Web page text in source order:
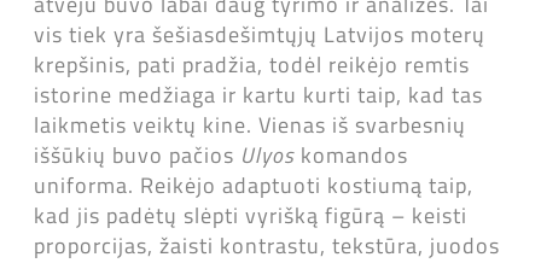
vis tiek yra šešiasdešimtųjų Latvijos moterų
krepšinis, pati pradžia, todėl reikėjo remtis
istorine medžiaga ir kartu kurti taip, kad tas
laikmetis veiktų kine. Vienas iš svarbesnių
iššūkių buvo pačios Ulyos komandos
uniforma. Reikėjo adaptuoti kostiumą taip,
kad jis padėtų slėpti vyrišką figūrą – keisti
proporcijas, žaisti kontrastu, tekstūra, juodos